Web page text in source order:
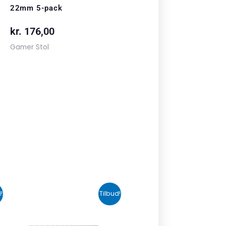
22mm 5-pack
kr. 176,00
Gamer Stol
Tilbud!
oprindelige
Den
aktuelle